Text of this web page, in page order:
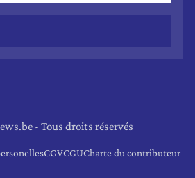
- Tous droits réservés
CGVCGUCharte du contributeur